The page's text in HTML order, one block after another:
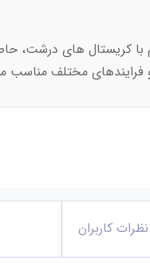
کریستال های درشت،
و فرایندهای مختلف مناسب
نظرات کاربران